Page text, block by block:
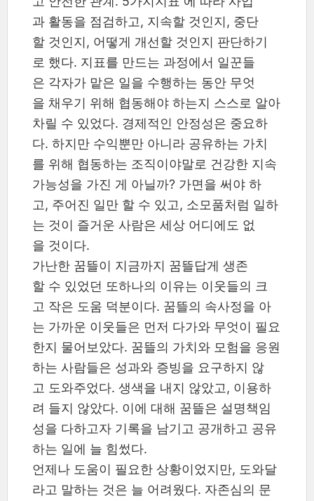
과 활동을 점검하고, 지속할 것인지, 중단
할 것인지, 어떻게 개선할 것인지 판단하기
로 했다. 지표를 만드는 과정에서 일꾼들
은 각자가 맡은 일을 수행하는 동안 무엇
을 채우기 위해 협동해야 하는지 스스로 알아
차릴 수 있었다. 경제적인 안정성은 중요하
다. 하지만 수익뿐만 아니라 공유하는 가치
를 위해 협동하는 조직이야말로 건강한 지속
가능성을 가진 게 아닐까? 가면을 써야 하
고, 주어진 일만 할 수 있고, 소모품처럼 일하
는 것이 즐거운 사람은 세상 어디에도 없
을 것이다.
가난한 꿈뜰이 지금까지 꿈뜰답게 생존
할 수 있었던 또하나의 이유는 이웃들의 크
고 작은 도움 덕분이다. 꿈뜰의 속사정을 아
는 가까운 이웃들은 먼저 다가와 무엇이 필요
한지 물어보았다. 꿈뜰의 가치와 모험을 응원
하는 사람들은 성과와 증빙을 요구하지 않
고 도와주었다. 생색을 내지 않았고, 이용하
려 들지 않았다. 이에 대해 꿈뜰은 설명책임
성을 다하고자 기록을 남기고 공개하고 공유
하는 일에 늘 힘썼다.
언제나 도움이 필요한 상황이었지만, 도와달
라고 말하는 것은 늘 어려웠다. 자존심의 문